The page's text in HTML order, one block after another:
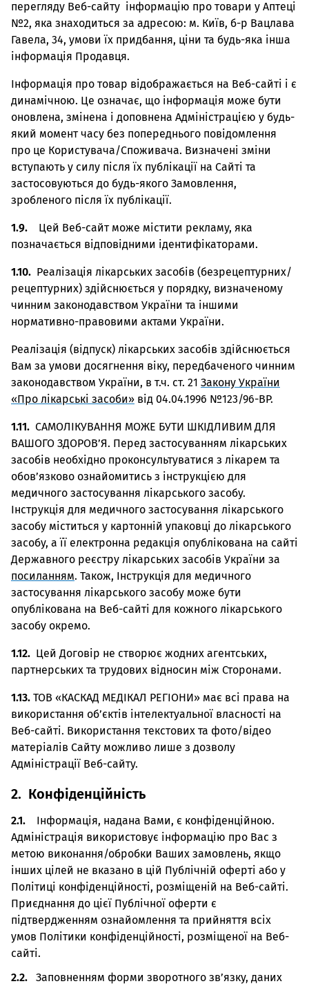
перегляду Веб-сайту інформацію про товари у Аптеці
№2, яка знаходиться за адресою: м. Київ, б-р Вацлава
Гавела, 34, умови їх придбання, ціни та будь-яка інша
інформація Продавця.
Інформація про товар відображається на Веб-сайті і є
динамічною. Це означає, що інформація може бути
оновлена, змінена і доповнена Адміністрацією у будь-
який момент часу без попереднього повідомлення
про це Користувача/Споживача. Визначені зміни
вступають у силу після їх публікації на Сайті та
застосовуються до будь-якого Замовлення,
зробленого після їх публікації.
1.9.
Цей Веб-сайт може містити рекламу, яка
позначається відповідними ідентифікаторами.
1.10. Реалізація лікарських засобів (безрецептурних/
рецептурних) здійснюється у порядку, визначеному
чинним законодавством України та іншими
нормативно-правовими актами України.
Реалізація (відпуск) лікарських засобів здійснюється
Вам за умови досягнення віку, передбаченого чинним
законодавством України, в т.ч. ст. 21 Закону України
«Про лікарські засоби» від 04.04.1996 №123/96-ВР.
1.11. САМОЛІКУВАННЯ МОЖЕ БУТИ ШКІДЛИВИМ ДЛЯ
ВАШОГО ЗДОРОВ’Я. Перед застосуванням лікарських
засобів необхідно проконсультуватися з лікарем та
обов’язково ознайомитись з інструкцією для
медичного застосування лікарського засобу.
Інструкція для медичного застосування лікарського
засобу міститься у картонній упаковці до лікарського
засобу, а її електронна редакція опублікована на сайті
Державного реєстру лікарських засобів України за
посиланням. Також, Інструкція для медичного
застосування лікарського засобу може бути
опублікована на Веб-сайті для кожного лікарського
засобу окремо.
1.12. Цей Договір не створює жодних агентських,
партнерських та трудових відносин між Сторонами.
1.13. ТОВ «КАСКАД МЕДІКАЛ РЕГІОНИ» має всі права на
використання об’єктів інтелектуальної власності на
Веб-сайті. Використання текстових та фото/відео
матеріалів Сайту можливо лише з дозволу
Адміністрації Веб-сайту.
2. Конфіденційність
2.1.
Інформація, надана Вами, є конфіденційною.
Адміністрація використовує інформацію про Вас з
метою виконання/обробки Ваших замовлень, якщо
інших цілей не вказано в цій Публічній оферті або у
Політиці конфіденційності, розміщеній на Веб-сайті.
Приєднання до цієї Публічної оферти є
підтвердженням ознайомлення та прийняття всіх
умов Політики конфіденційності, розміщеної на Веб-
сайті.
2.2. Заповненням форми зворотного зв’язку, даних